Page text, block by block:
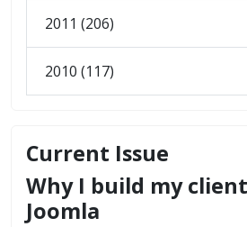
2011 (206)
2010 (117)
Current Issue
Why I build my
Joomla